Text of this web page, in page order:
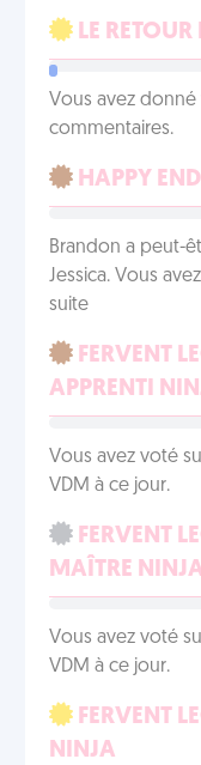
LE
Vous avez
commentaires.
HAPPY
Brandon a peut-
Jessica. Vous
suite
FERVENT
APPRENTI
Vous avez voté
VDM à ce jour.
FERVENT
MAÎTRE
Vous avez voté
VDM à ce jour.
FERVENT
NINJA